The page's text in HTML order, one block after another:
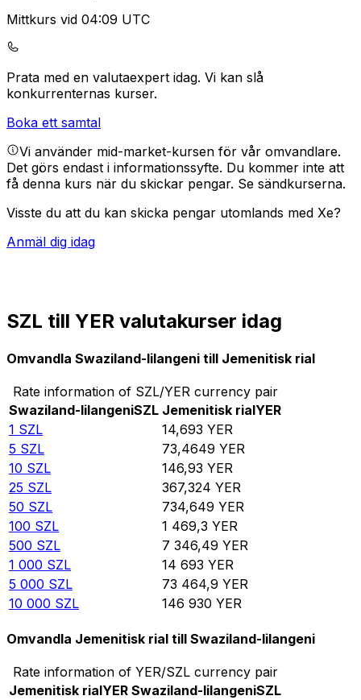
Mittkurs vid 04:09 UTC
Prata med en valutaexpert idag. Vi kan slå
konkurrenternas kurser.
Boka ett samtal
Vi använder mid-market-kursen för vår omvandlare.
Det görs endast i informationssyfte. Du kommer inte att
få denna kurs när du skickar pengar. Se sändkurserna.
Visste du att du kan skicka pengar utomlands med Xe?
Anmäl dig idag
SZL till YER valutakurser idag
Omvandla Swaziland-lilangeni till Jemenitisk rial
Rate information of SZL/YER currency pair
Swaziland-lilangeniSZL Jemenitisk rialYER
1 SZL 14,693 YER
5 SZL 73,4649 YER
10 SZL 146,93 YER
25 SZL 367,324 YER
50 SZL 734,649 YER
100 SZL 1 469,3 YER
500 SZL 7 346,49 YER
1 000 SZL 14 693 YER
5 000 SZL 73 464,9 YER
10 000 SZL 146 930 YER
Omvandla Jemenitisk rial till Swaziland-lilangeni
Rate information of YER/SZL currency pair
Jemenitisk rialYER Swaziland-lilangeniSZL